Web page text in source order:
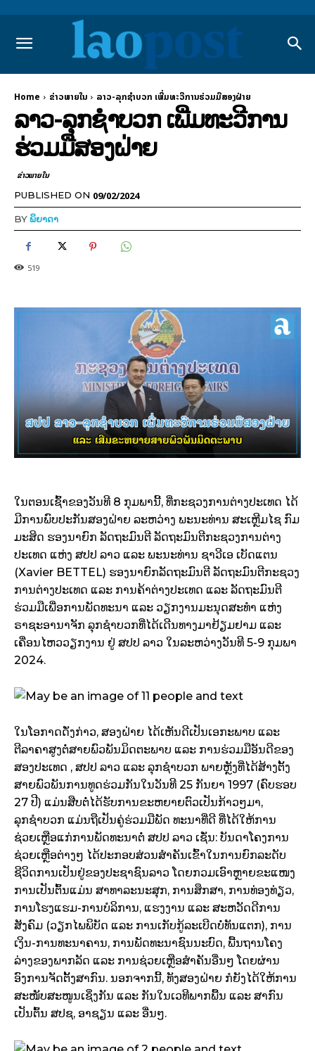
Home ຂ່າວພາຍ​ໃນ ລາວ-ລຸກຊຳບວກ ເພີ່ມທະວີການຮ່ວມມືສອງຝ່າຍ
ລາວ-ລຸກຊຳບວກ ເພີ່ມທະວີການ
ຮ່ວມມືສອງຝ່າຍ
ຂ່າວພາຍ​ໃນ
PUBLISHED ON 09/02/2024
BYພິຍາດາ
519
ໃນຕອນເຊົ້າຂອງວັນທີ 8 ກຸມພານີ້, ທີ່ກະຊວງການຕ່າງປະເທດ ໄດ້
ມີການພົບປະກັນສອງຝ່າຍ ລະຫວ່າງ ພະນະທ່ານ ສະເຫຼີມໄຊ ກົມ
ມະສິດ ຮອງນາຍົກ ລັດຖະມົນຕີ ລັດຖະມົນຕີກະຊວງການຕ່າງ
ປະເທດ ແຫ່ງ ສປປ ລາວ ແລະ ພະນະທ່ານ ຊາວີເອ ເບັດແຕນ
(Xavier BETTEL) ຮອງນາຍົກລັດຖະມົນຕີ ລັດຖະມົນຕີກະຊວງ
ການຕ່າງປະເທດ ແລະ ການຄ້າຕ່າງປະເທດ ແລະ ລັດຖະມົນຕີ
ຮ່ວມມືເພື່ອການພັດທະນາ ແລະ ວຽກງານມະນຸດສະທຳ ແຫ່ງ
ຣາຊະອານາຈັກ ລຸກຊໍາບວກທີ່ໄດ້ເດີນທາງມາຢ້ຽມຢາມ ແລະ
ເຄື່ອນໄຫວວຽກງານ ຢູ່ ສປປ ລາວ ໃນລະຫວ່າງວັນທີ 5-9 ກຸມພາ
2024.
ໃນໂອກາດດັ່ງກ່າວ, ສອງຝ່າຍ ໄດ້ເຫັນດີເປັນເອກະພາບ ແລະ
ຕີລາຄາສູງຕໍ່ສາຍພົວພັນມິດຕະພາບ ແລະ ການຮ່ວມມືອັນດີຂອງ
ສອງປະເທດ , ສປປ ລາວ ແລະ ລຸກຊຳບວກ ພາຍຫຼັງທີ່ໄດ້ສ້າງຕັ້ງ
ສາຍພົວພັນການທູດຮ່ວມກັນໃນວັນທີ 25 ກັນຍາ 1997 (ຄົບຮອບ
27 ປີ) ແມ່ນສືບຕໍ່ໄດ້ຮັບການຂະຫຍາຍຕົວເປັນກ້າວໆມາ,
ລຸກຊຳບວກ ແມ່ນຖືເປັນຄູ່ຮ່ວມມືພັດ ທະນາທີ່ດີ ທີ່ໄດ້ໃຫ້ການ
ຊ່ວຍເຫຼືອແກ່ການພັດທະນາຕໍ່ ສປປ ລາວ ເຊັ່ນ: ບັນດາໂຄງການ
ຊ່ວຍເຫຼືອຕ່າງໆ ໄດ້ປະກອບສ່ວນສຳຄັນເຂົ້າໃນການຍົກລະດັບ
ຊີວິດການເປັນຢູ່ຂອງປະຊາຊົນລາວ ໂດຍກວມເອົາຫຼາຍຂະແໜງ
ການເປັນຕົ້ນແມ່ນ ສາທາລະນະສຸກ, ການສຶກສາ, ການທ່ອງທ່ຽວ,
ການໂຮງແຮມ-ການບໍລິການ, ແຮງງານ ແລະ ສະຫວັດດີການ
ສັງຄົມ (ວຽກໄພພິບັດ ແລະ ການເກັບກູ້ລະເບີດບໍ່ທັນແຕກ), ການ
ເງິນ-ການທະນາຄານ, ການພັດທະນາຊົນນະບົດ, ພື້ນຖານໂຄງ
ລ່າງຂອງພາກລັດ ແລະ ການຊ່ວຍເຫຼືອສໍາຄັນອື່ນໆ ໂດຍຜ່ານ
ອົງການຈັດຕັ້ງສາກົນ. ນອກຈາກນີ້, ທັງສອງຝ່າຍ ກໍຍັງໄດ້ໃຫ້ການ
ສະໜັບສະໜູນເຊິ່ງກັນ ແລະ ກັນໃນເວທີພາກພື້ນ ແລະ ສາກົນ
ເປັນຕົ້ນ ສປຊ, ອາຊຽນ ແລະ ອື່ນໆ.